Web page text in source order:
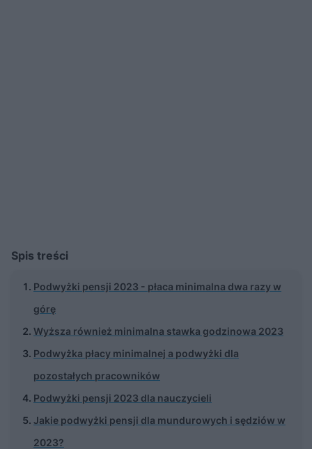
Spis treści
Podwyżki pensji 2023 - płaca minimalna dwa razy w
górę
Wyższa również minimalna stawka godzinowa 2023
Podwyżka płacy minimalnej a podwyżki dla
pozostałych pracowników
Podwyżki pensji 2023 dla nauczycieli
Jakie podwyżki pensji dla mundurowych i sędziów w
2023?